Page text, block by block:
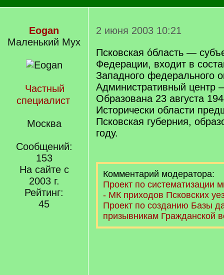
Eogan
Маленький Мух
Частный
специалист
Москва
Сообщений:
153
На сайте с
2003 г.
Рейтинг:
45
2 июня 2003 10:21
Псковская о́бласть —
Федерации, входит в
Западного федерального
Административный центр
Образована 23 августа
Исторически области
Псковская губерния,
году.
Комментарий модератора:
Проект по систематизации
- МК приходов Псковских
Проект по созданию Базы
призывникам Гражданской